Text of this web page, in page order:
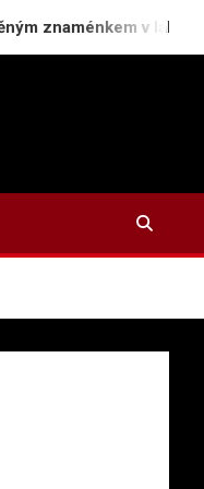
v laboratoři: Cesta